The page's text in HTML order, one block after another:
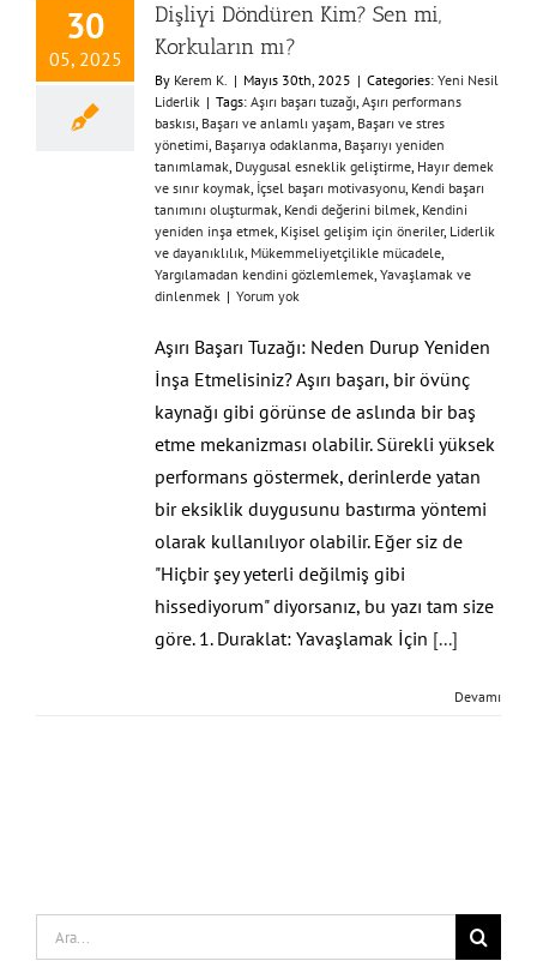
30
05, 2025
Dişliyi Döndüren Kim? Sen mi,
Korkuların mı?
By Kerem K. | Mayıs 30th, 2025 | Categories: Yeni Nesil
Liderlik | Tags: Aşırı başarı tuzağı, Aşırı performans
baskısı, Başarı ve anlamlı yaşam, Başarı ve stres
yönetimi, Başarıya odaklanma, Başarıyı yeniden
tanımlamak, Duygusal esneklik geliştirme, Hayır demek
ve sınır koymak, İçsel başarı motivasyonu, Kendi başarı
tanımını oluşturmak, Kendi değerini bilmek, Kendini
yeniden inşa etmek, Kişisel gelişim için öneriler, Liderlik
ve dayanıklılık, Mükemmeliyetçilikle mücadele,
Yargılamadan kendini gözlemlemek, Yavaşlamak ve
dinlenmek | Yorum yok
Aşırı Başarı Tuzağı: Neden Durup Yeniden
İnşa Etmelisiniz? Aşırı başarı, bir övünç
kaynağı gibi görünse de aslında bir baş
etme mekanizması olabilir. Sürekli yüksek
performans göstermek, derinlerde yatan
bir eksiklik duygusunu bastırma yöntemi
olarak kullanılıyor olabilir. Eğer siz de
"Hiçbir şey yeterli değilmiş gibi
hissediyorum" diyorsanız, bu yazı tam size
göre. 1. Duraklat: Yavaşlamak İçin [...]
Devamı
Search